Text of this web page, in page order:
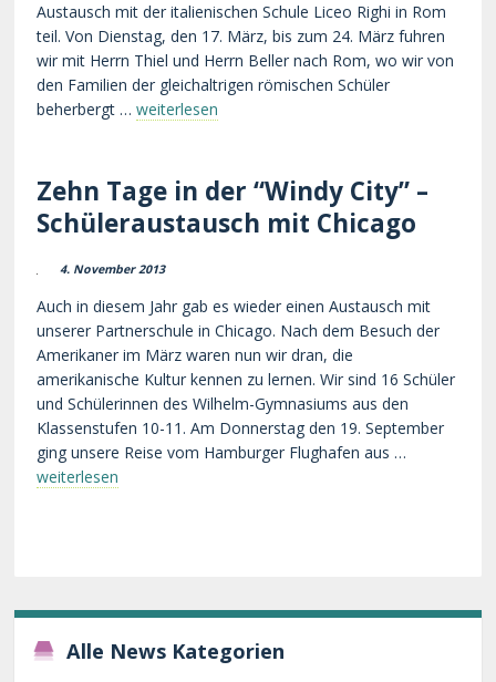
Austausch mit der italienischen Schule Liceo Righi in Rom
teil. Von Dienstag, den 17. März, bis zum 24. März fuhren
wir mit Herrn Thiel und Herrn Beller nach Rom, wo wir von
den Familien der gleichaltrigen römischen Schüler
beherbergt …weiterlesen
Zehn Tage in der “Windy City” –
Schüleraustausch mit Chicago
4. November 2013
Auch in diesem Jahr gab es wieder einen Austausch mit
unserer Partnerschule in Chicago. Nach dem Besuch der
Amerikaner im März waren nun wir dran, die
amerikanische Kultur kennen zu lernen. Wir sind 16 Schüler
und Schülerinnen des Wilhelm-Gymnasiums aus den
Klassenstufen 10-11. Am Donnerstag den 19. September
ging unsere Reise vom Hamburger Flughafen aus …
weiterlesen
Alle News Kategorien